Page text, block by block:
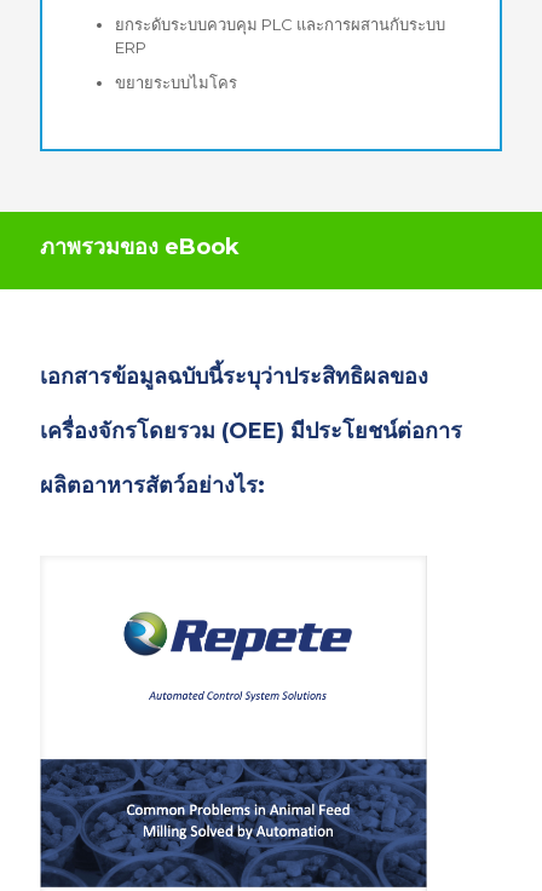
ยกระดับระบบควบคุม PLC และการผสานกับระบบ
ERP
ขยายระบบไมโคร
ภาพรวมของ eBook
เอกสารข้อมูลฉบับนี้ระบุว่าประสิทธิผลของ
เครื่องจักรโดยรวม (OEE) มีประโยชน์ต่อการ
ผลิตอาหารสัตว์อย่างไร: